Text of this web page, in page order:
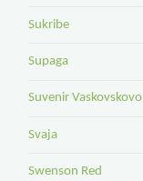
Sukribe
Supaga
Suvenir Vaskovskovo
Svaja
Swenson Red